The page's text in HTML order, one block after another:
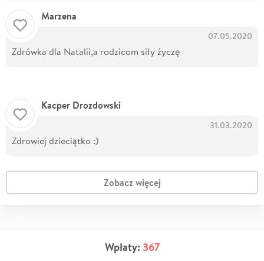
Marzena
07.05.2020
Zdrówka dla Natalii,a rodzicom siły życzę
Kacper Drozdowski
31.03.2020
Zdrowiej dzieciątko :)
Zobacz więcej
Wpłaty: 367